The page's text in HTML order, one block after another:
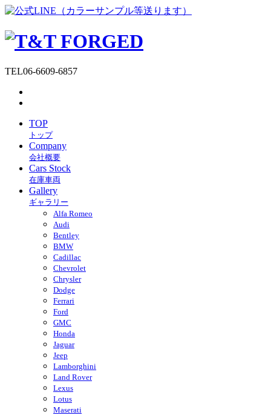
TEL06-6609-6857
TOP
トップ
Company
会社概要
Cars Stock
在庫車両
Gallery
ギャラリー
Alfa Romeo
Audi
Bentley
BMW
Cadillac
Chevrolet
Chrysler
Dodge
Ferrari
Ford
GMC
Honda
Jaguar
Jeep
Lamborghini
Land Rover
Lexus
Lotus
Maserati